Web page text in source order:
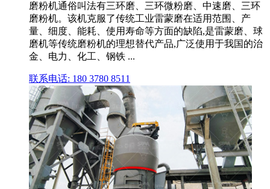
磨粉机通俗叫法有三环磨、三环微粉磨、中速磨、三环
磨粉机。该机克服了传统工业雷蒙磨在适用范围、产
量、细度、能耗、使用寿命等方面的缺陷,是雷蒙磨、球
磨机等传统磨粉机的理想替代产品,广泛使用于我国的治
金、电力、化工、钢铁 ...
联系电话: 180 3780 8511